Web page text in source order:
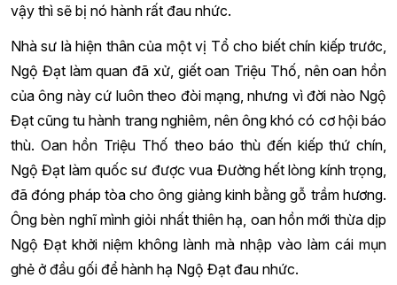
vậy thì sẽ bị nó hành rất đau nhức.
Nhà sư là hiện thân của một vị Tổ cho biết chín kiếp trước,
Ngộ Đạt làm quan đã xử, giết oan Triệu Thố, nên oan hồn
của ông này cứ luôn theo đòi mạng, nhưng vì đời nào Ngộ
Đạt cũng tu hành trang nghiêm, nên ông khó có cơ hội báo
thù. Oan hồn Triệu Thố theo báo thù đến kiếp thứ chín,
Ngộ Đạt làm quốc sư được vua Đường hết lòng kính trọng,
đã đóng pháp tòa cho ông giảng kinh bằng gỗ trầm hương.
Ông bèn nghĩ mình giỏi nhất thiên hạ, oan hồn mới thừa dịp
Ngộ Đạt khởi niệm không lành mà nhập vào làm cái mụn
ghẻ ở đầu gối để hành hạ Ngộ Đạt đau nhức.